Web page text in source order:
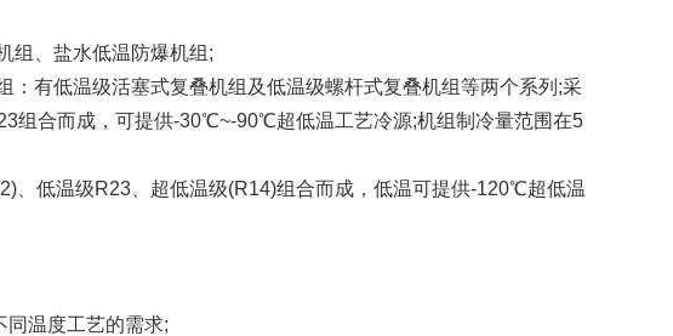
、盐水低温防爆机组;
低温级活塞式复叠机组及低温级螺杆式复叠机组等两个系列;采
组合而成，可提供-30℃~-90℃超低温工艺冷源;机组制冷量范围在5
低温级R23、超低温级(R14)组合而成，低温可提供-120℃超低温
温度工艺的需求;